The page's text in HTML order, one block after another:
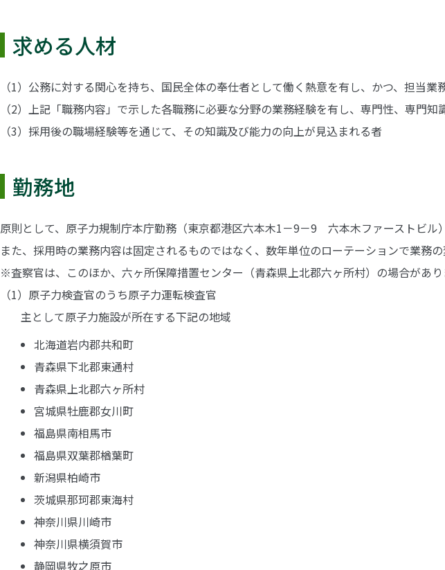
求める人材
（1）公務に対する関心を持ち、国民全体の奉仕者として働く熱意を有し、かつ、担当
（2）上記「職務内容」で示した各職務に必要な分野の業務経験を有し、専門性、専門知
（3）採用後の職場経験等を通じて、その知識及び能力の向上が見込まれる者
勤務地
原則として、原子力規制庁本庁勤務（東京都港区六本木1－9－9 六本木ファーストビル
また、採用時の業務内容は固定されるものではなく、数年単位のローテーションで業務
※査察官は、このほか、六ヶ所保障措置センター（青森県上北郡六ヶ所村）の場合があり
（1）原子力検査官のうち原子力運転検査官
主として原子力施設が所在する下記の地域
北海道岩内郡共和町
青森県下北郡東通村
青森県上北郡六ヶ所村
宮城県牡鹿郡女川町
福島県南相馬市
福島県双葉郡楢葉町
新潟県柏崎市
茨城県那珂郡東海村
神奈川県川崎市
神奈川県横須賀市
静岡県牧之原市